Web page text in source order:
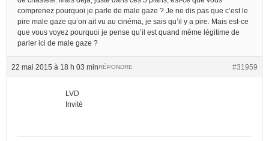
comprenez pourquoi je parle de male gaze ? Je ne dis pas que c’est le
pire male gaze qu’on ait vu au cinéma, je sais qu’il y a pire. Mais est-ce
que vous voyez pourquoi je pense qu’il est quand même légitime de
parler ici de male gaze ?
22 mai 2015 à 18 h 03 min #31959
RÉPONDRE
LVD
Invité